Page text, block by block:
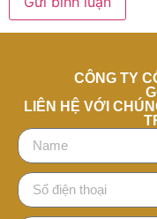
CÔNG TY
LIÊN HỆ VỚI